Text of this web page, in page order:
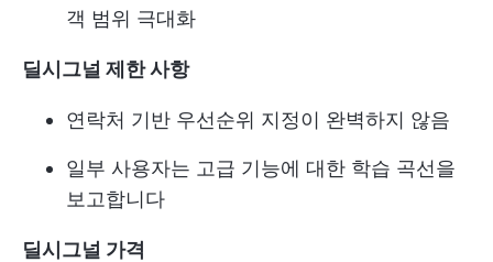
객 범위 극대화
딜시그널 제한 사항
연락처 기반 우선순위 지정이 완벽하지 않음
일부 사용자는 고급 기능에 대한 학습 곡선을
보고합니다
딜시그널 가격